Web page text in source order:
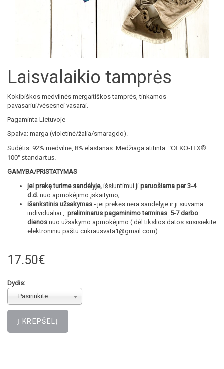
Laisvalaikio tamprės
Kokibiškos medvilnės mergaitiškos tamprės, tinkamos
pavasariui/vėsesnei vasarai.
Pagaminta Lietuvoje
Spalva: marga (violetinė/žalia/smaragdo).
Sudėtis: 92% medvilnė, 8% elastanas. Medžiaga atitinta "OEKO-TEX®
100" standartus.
GAMYBA/PRISTATYMAS
jei prekę turime sandėlyje, išsiuntimui ji paruošiama per 3-4
d.d. nuo apmokėjimo įskaitymo;
išankstinis užsakymas - jei prekės nėra sandėlyje ir ji siuvama
individualiai , preliminarus pagaminimo terminas 5-7 darbo
dienos nuo užsakymo apmokėjimo ( dėl tikslios datos susisiekite
elektroniniu paštu cukrausvata1@gmail.com)
17.50€
Dydis:
Pasirinkite...